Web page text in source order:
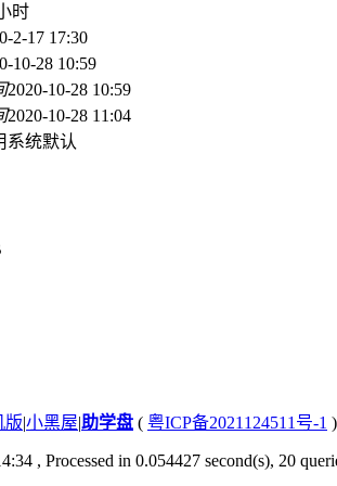
时
2-17 17:30
10-28 10:59
2020-10-28 10:59
2020-10-28 11:04
系统默认
版|小黑屋|助学盘 ( 粤ICP备2021124511号-1 )
, Processed in 0.054427 second(s), 20